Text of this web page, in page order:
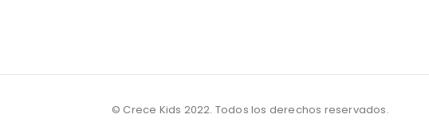
© Crece Kids 2022. Todos los derechos reservados.